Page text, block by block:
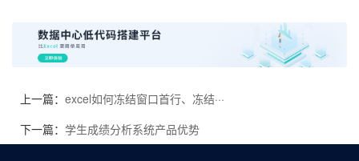
上一篇： excel如何冻结窗口首行、冻结···
下一篇： 学生成绩分析系统产品优势